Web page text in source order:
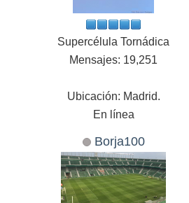
Supercélula Tornádica
Mensajes: 19,251
Ubicación: Madrid.
En línea
Borja100